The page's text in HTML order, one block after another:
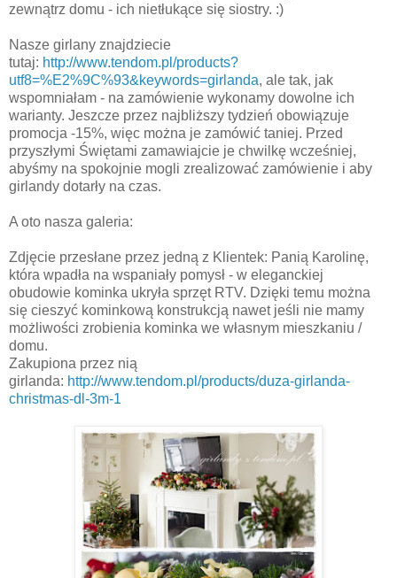
zewnątrz domu - ich nietłukące się siostry. :)
Nasze girlany znajdziecie
tutaj: http://www.tendom.pl/products?
utf8=%E2%9C%93&keywords=girlanda, ale tak, jak
wspomniałam - na zamówienie wykonamy dowolne ich
warianty. Jeszcze przez najbliższy tydzień obowiązuje
promocja -15%, więc można je zamówić taniej. Przed
przyszłymi Świętami zamawiajcie je chwilkę wcześniej,
abyśmy na spokojnie mogli zrealizować zamówienie i aby
girlandy dotarły na czas.
A oto nasza galeria:
Zdjęcie przesłane przez jedną z Klientek: Panią Karolinę,
która wpadła na wspaniały pomysł - w eleganckiej
obudowie kominka ukryła sprzęt RTV. Dzięki temu można
się cieszyć kominkową konstrukcją nawet jeśli nie mamy
możliwości zrobienia kominka we własnym mieszkaniu /
domu.
Zakupiona przez nią
girlanda: http://www.tendom.pl/products/duza-girlanda-
christmas-dl-3m-1